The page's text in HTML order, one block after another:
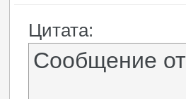
Цитата:
Сообщение